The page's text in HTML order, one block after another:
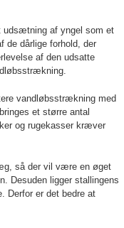
udsætning af yngel som et
de dårlige forhold, der
af den udsatte
vandløbsstrækning med
et større antal
og rugekasser kræver
så der vil være en øget
Desuden ligger stallingens
Derfor er det bedre at